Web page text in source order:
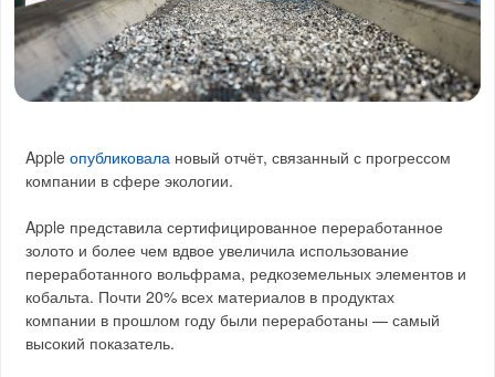
Appleопубликовала новый отчёт, связанный с прогрессом
компании в сфере экологии.
Apple представила сертифицированное переработанное
золото и более чем вдвое увеличила использование
переработанного вольфрама, редкоземельных элементов и
кобальта. Почти 20% всех материалов в продуктах
компании в прошлом году были переработаны — самый
высокий показатель.